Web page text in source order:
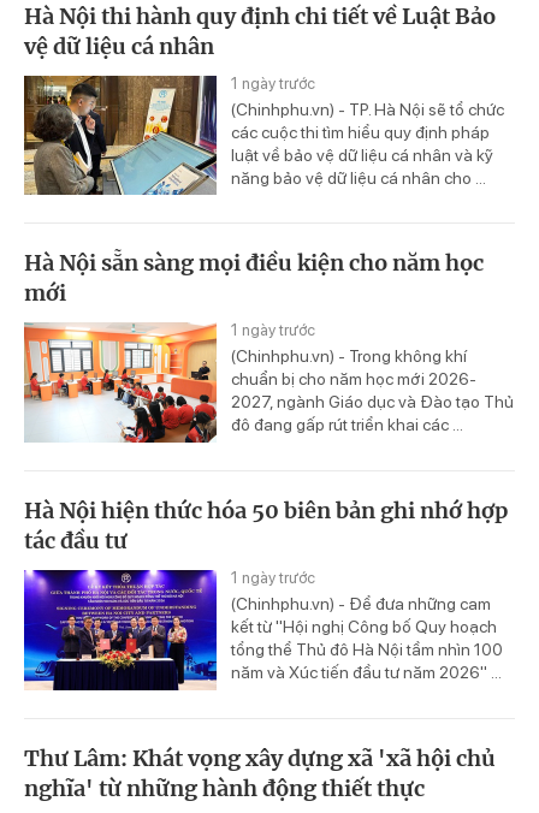
Hà Nội thi hành quy định chi tiết về Luật Bảo
vệ dữ liệu cá nhân
1 ngày trước
(Chinhphu.vn) - TP. Hà Nội sẽ tổ chức
các cuộc thi tìm hiểu quy định pháp
luật về bảo vệ dữ liệu cá nhân và kỹ
năng bảo vệ dữ liệu cá nhân cho ...
Hà Nội sẵn sàng mọi điều kiện cho năm học
mới
1 ngày trước
(Chinhphu.vn) - Trong không khí
chuẩn bị cho năm học mới 2026-
2027, ngành Giáo dục và Đào tạo Thủ
đô đang gấp rút triển khai các ...
Hà Nội hiện thức hóa 50 biên bản ghi nhớ hợp
tác đầu tư
1 ngày trước
(Chinhphu.vn) - Để đưa những cam
kết từ "Hội nghị Công bố Quy hoạch
tổng thể Thủ đô Hà Nội tầm nhìn 100
năm và Xúc tiến đầu tư năm 2026" ...
Thư Lâm: Khát vọng xây dựng xã 'xã hội chủ
nghĩa' từ những hành động thiết thực